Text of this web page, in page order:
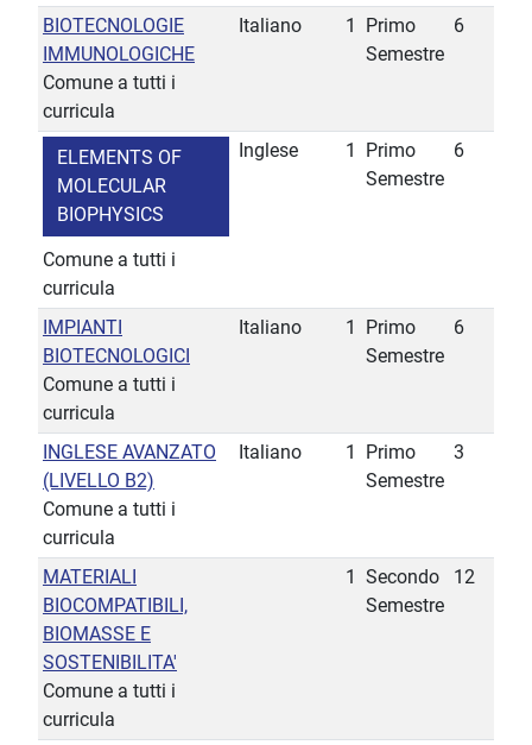
BIOTECNOLOGIE
IMMUNOLOGICHE
Comune a tutti i
curricula
Italiano 1
Primo
Semestre
6
ELEMENTS OF
MOLECULAR
BIOPHYSICS
Comune a tutti i
curricula
Inglese 1
Primo
Semestre
6
IMPIANTI
BIOTECNOLOGICI
Comune a tutti i
curricula
Italiano 1
Primo
Semestre
6
INGLESE AVANZATO
(LIVELLO B2)
Comune a tutti i
curricula
Italiano 1
Primo
Semestre
3
MATERIALI
BIOCOMPATIBILI,
BIOMASSE E
SOSTENIBILITA'
Comune a tutti i
curricula
1
Secondo
Semestre
12